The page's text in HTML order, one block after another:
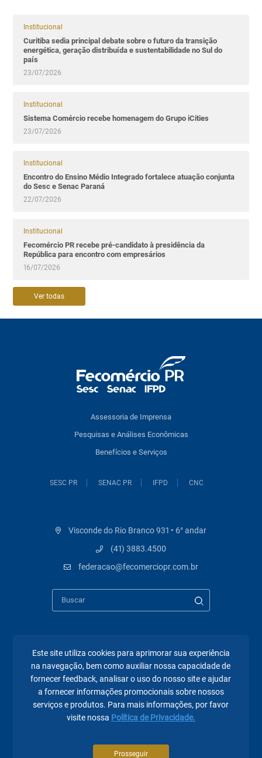
Institucional
Curitiba sedia principal debate sobre o futuro da transição
energética, geração distribuída e sustentabilidade no Sul do
país
23/07/2026
Institucional
Sistema Comércio recebe homenagem do Grupo iCities
23/07/2026
Institucional
Encontro do Ensino Médio Integrado fortalece atuação conjunta
do Sesc e Senac Paraná
22/07/2026
Institucional
Fecomércio PR recebe pré-candidato à presidência da
República para encontro com empresários
16/07/2026
Ver todas
Assessoria de Imprensa
Pesquisas e Análises Econômicas
Benefícios e Serviços
SESC PR SENAC PR IFPD CNC
Visconde do Rio Branco 931 • 6° andar
(41) 3883.4500
federacao@fecomerciopr.com.br
Páginas mais visitadas
A Fecomércio PR
Sindicatos
Institucional
Atuação
Este site utiliza cookies para aprimorar sua experiência
na navegação, bem como auxiliar nossa capacidade de
fornecer feedback, analisar o uso do nosso site e ajudar
a fornecer informações promocionais sobre nossos
serviços e produtos. Para mais informações, por favor
visite nossa Política de Privacidade.
Prosseguir